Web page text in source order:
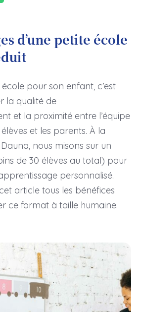
d’une petite école
pour son enfant, c’est
la qualité de
et la proximité entre l’équipe
et les parents. À la
nous misons sur un
de 30 élèves au total) pour
personnalisé.
article tous les bénéfices
ce format à taille humaine.